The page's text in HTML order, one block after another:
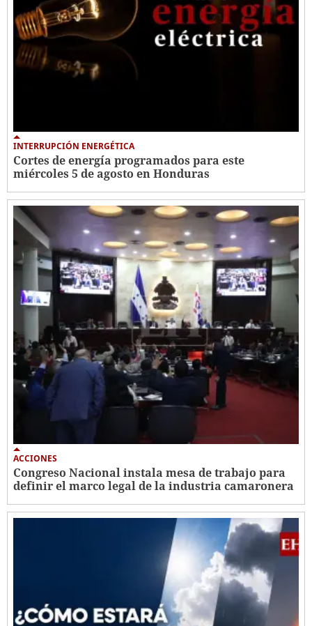
INTERRUPCIÓN ENERGÉTICA
Cortes de energía programados para este
miércoles 5 de agosto en Honduras
ACCIONES
Congreso Nacional instala mesa de trabajo para
definir el marco legal de la industria camaronera